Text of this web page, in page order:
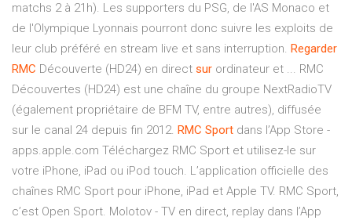
matchs 2 à 21h). Les supporters du PSG, de l'AS Monaco et
de l'Olympique Lyonnais pourront donc suivre les exploits de
leur club préféré en stream live et sans interruption. Regarder
RMC Découverte (HD24) en direct sur ordinateur et ... RMC
Découvertes (HD24) est une chaîne du groupe NextRadioTV
(également propriétaire de BFM TV, entre autres), diffusée
sur le canal 24 depuis fin 2012. ‎ RMC Sport dans l’App Store -
apps.apple.com Téléchargez RMC Sport et utilisez-le sur
votre iPhone, iPad ou iPod touch. ‎L’application officielle des
chaînes RMC Sport pour iPhone, iPad et Apple TV. RMC Sport,
c’est Open Sport. ‎Molotov - TV en direct, replay dans l’App